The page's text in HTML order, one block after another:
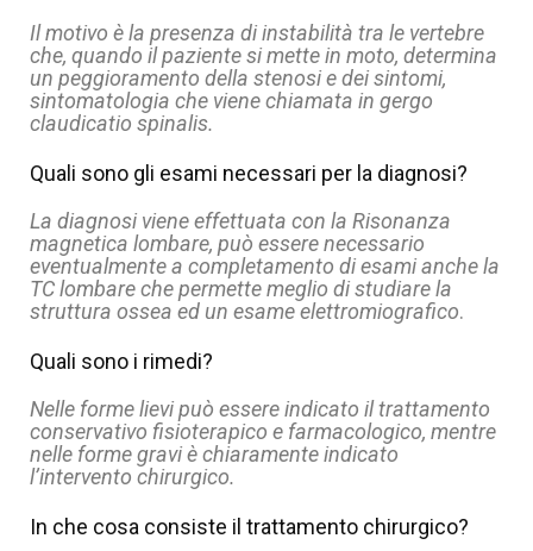
Il motivo è la presenza di instabilità tra le vertebre
che, quando il paziente si mette in moto, determina
un peggioramento della stenosi e dei sintomi,
sintomatologia che viene chiamata in gergo
claudicatio spinalis.
Quali sono gli esami necessari per la diagnosi?
La diagnosi viene effettuata con la Risonanza
magnetica lombare, può essere necessario
eventualmente a completamento di esami anche la
TC lombare che permette meglio di studiare la
struttura ossea ed un esame elettromiografico.
Quali sono i rimedi?
Nelle forme lievi può essere indicato il trattamento
conservativo fisioterapico e farmacologico, mentre
nelle forme gravi è chiaramente indicato
l’intervento chirurgico.
In che cosa consiste il trattamento chirurgico?